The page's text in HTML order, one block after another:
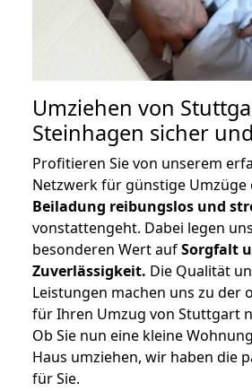
Umziehen von
Steinhagen sicher
Profitieren Sie von unserem
Netzwerk für günstige Umzüge
Beiladung reibungslos und
vonstattengeht. Dabei legen
besonderen Wert aufSorgfalt
Zuverlässigkeit. Die Qualität
Leistungen machen uns zu der
für Ihren Umzug von Stuttgart
Ob Sie nun eine kleine
Haus umziehen, wir haben die
für Sie.